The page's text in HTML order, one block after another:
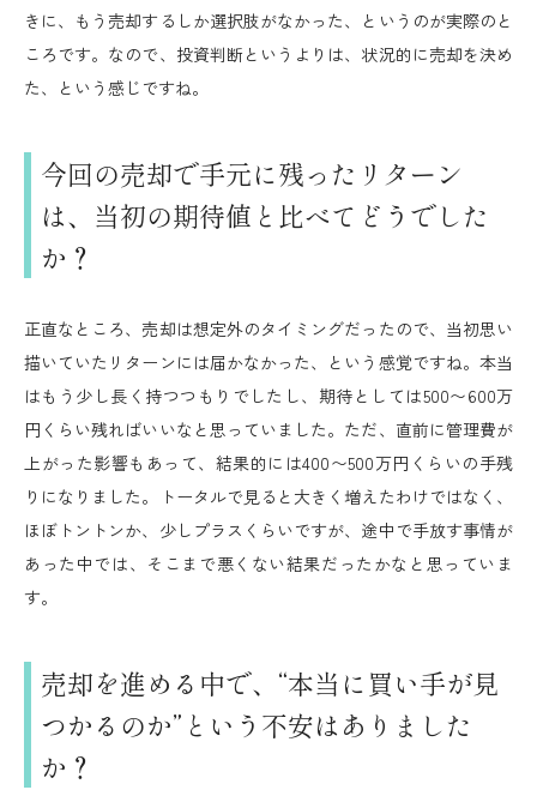
きに、もう売却するしか選択肢がなかった、というのが実際のと
ころです。なので、投資判断というよりは、状況的に売却を決め
た、という感じですね。
今回の売却で手元に残ったリターン
は、当初の期待値と比べてどうでした
か？
正直なところ、売却は想定外のタイミングだったので、当初思い
描いていたリターンには届かなかった、という感覚ですね。本当
はもう少し長く持つつもりでしたし、期待としては500〜600万
円くらい残ればいいなと思っていました。ただ、直前に管理費が
上がった影響もあって、結果的には400〜500万円くらいの手残
りになりました。トータルで見ると大きく増えたわけではなく、
ほぼトントンか、少しプラスくらいですが、途中で手放す事情が
あった中では、そこまで悪くない結果だったかなと思っていま
す。
売却を進める中で、“本当に買い手が見
つかるのか”という不安はありました
か？